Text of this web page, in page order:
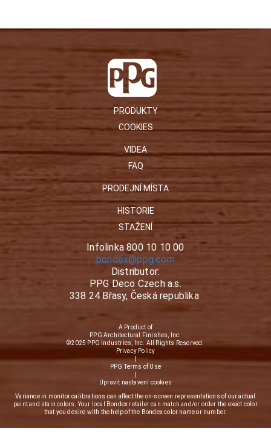
PRODUKTY
COOKIES
VIDEA
FAQ
PRODEJNÍ MÍSTA
HISTORIE
STAŽENÍ
Infolinka 800 10 10 00
bondex@ppg.com
Distributor:
PPG Deco Czech a.s.
338 24 Břasy, Česká republika
A Product of
PPG Architectural Finishes, Inc.
©2025 PPG Industries, Inc. All Rights Reserved.
Privacy Policy
|
PPG Terms of Use
Upravit nastavení cookies
Variance in monitor calibrations can affect the on-screen representations of our actual
paint and stain colors. Your local Bondex retailer can match and/or order the exact color
that you desire with the help of the Bondex color name or number.